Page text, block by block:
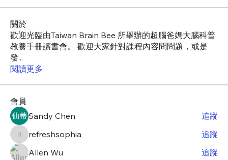
關於
歡迎光臨由Taiwan Brain Bee 所舉辦的超腦爸媽大腦科普
教養手冊讀書會。 歡迎大家針對課程內容問問題，或是
發...
閱讀更多
會員
Sandy Chen
追蹤
refreshsophia
refreshsophia
追蹤
Allen Wu
追蹤